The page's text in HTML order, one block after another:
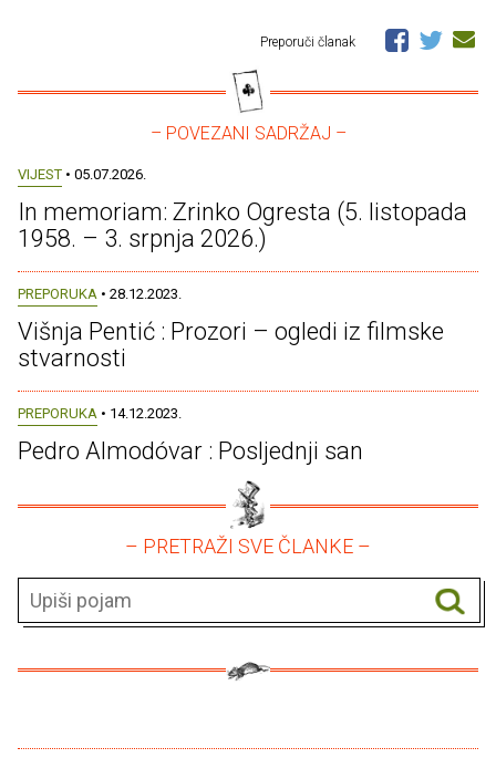
Preporuči članak
– POVEZANI SADRŽAJ –
VIJEST • 05.07.2026.
In memoriam: Zrinko Ogresta (5. listopada
1958. – 3. srpnja 2026.)
PREPORUKA • 28.12.2023.
Višnja Pentić : Prozori – ogledi iz filmske
stvarnosti
PREPORUKA • 14.12.2023.
Pedro Almodóvar : Posljednji san
– PRETRAŽI SVE ČLANKE –